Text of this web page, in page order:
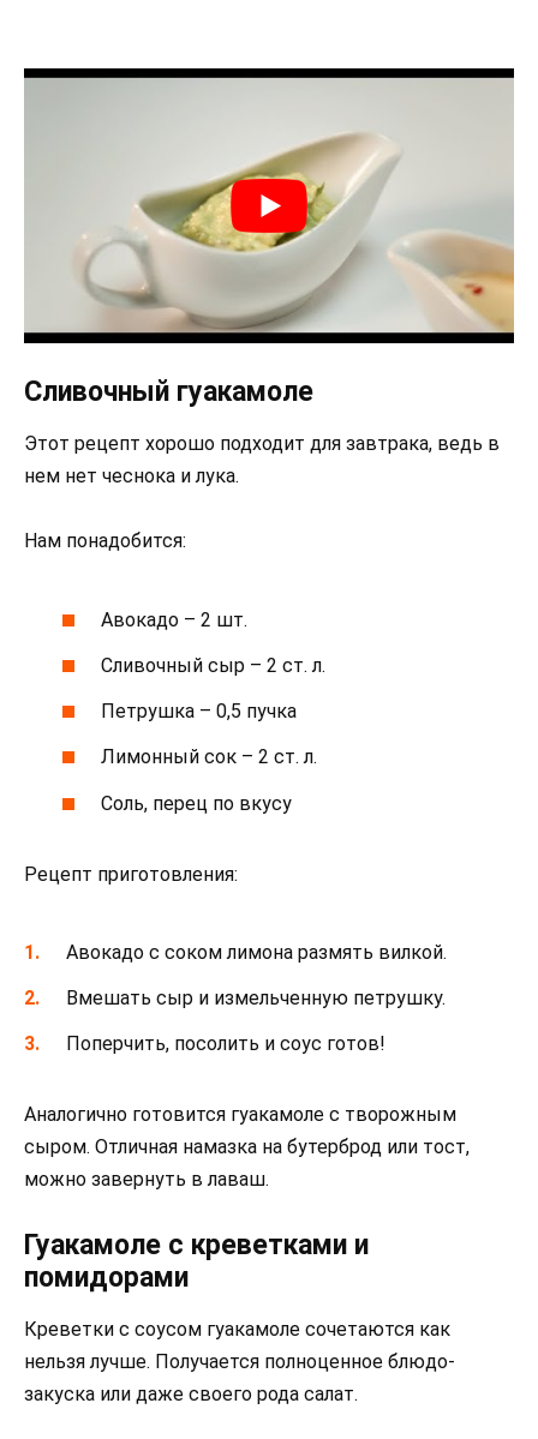
Сливочный гуакамоле
Этот рецепт хорошо подходит для завтрака, ведь в
нем нет чеснока и лука.
Нам понадобится:
Авокадо – 2 шт.
Сливочный сыр – 2 ст. л.
Петрушка – 0,5 пучка
Лимонный сок – 2 ст. л.
Соль, перец по вкусу
Рецепт приготовления:
Авокадо с соком лимона размять вилкой.
Вмешать сыр и измельченную петрушку.
Поперчить, посолить и соус готов!
Аналогично готовится гуакамоле с творожным
сыром. Отличная намазка на бутерброд или тост,
можно завернуть в лаваш.
Гуакамоле с креветками и
помидорами
Креветки с соусом гуакамоле сочетаются как
нельзя лучше. Получается полноценное блюдо-
закуска или даже своего рода салат.